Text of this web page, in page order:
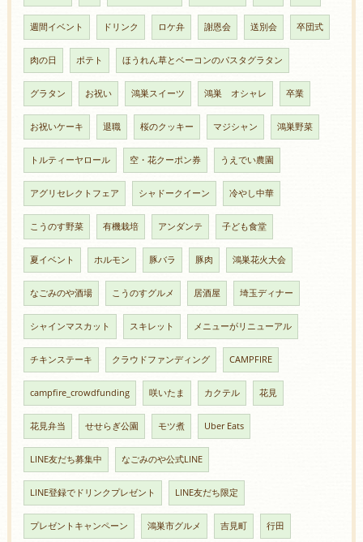
週間イベント ドリンク ロケ弁 謝恩会 送別会 卒団式
肉の日 ポテト ほうれん草とベーコンのパスタグラタン
グラタン お祝い 鴻巣スイーツ 鴻巣 オシャレ 卒業
お祝いケーキ 退職 桜のクッキー マジシャン 鴻巣野菜
トルティーヤロール 空・花クーポン券 うえでい農園
アグリセレクトフェア シャドークイーン 冷やし中華
こうのす野菜 有機栽培 アンダンテ 子ども食堂
夏イベント ホルモン 豚バラ 豚肉 鴻巣花火大会
なごみのや酒場 こうのすグルメ 居酒屋 埼玉ディナー
シャインマスカット スキレット メニューがリニューアル
チキンステーキ クラウドファンディング CAMPFIRE
campfire_crowdfunding 咲いたま カクテル 花見
花見弁当 せせらぎ公園 モツ煮 Uber Eats
LINE友だち募集中 なごみのや公式LINE
LINE登録でドリンクプレゼント LINE友だち限定
プレゼントキャンペーン 鴻巣市グルメ 吉見町 行田